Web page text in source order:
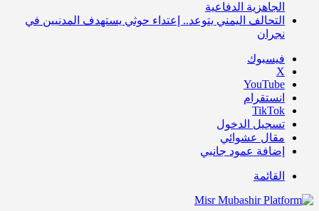
الجاهزية الدفاعية
التحالف اليمني يتوعد.. إعتداء حوثي يستهدف المدنيين في
نجران
فيسبوك
‫X
‫YouTube
انستقرام
‫TikTok
تسجيل الدخول
مقال عشوائي
إضافة عمود جانبي
القائمة